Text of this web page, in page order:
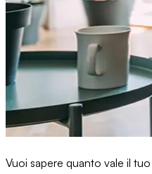
Vuoi sapere quanto vale il